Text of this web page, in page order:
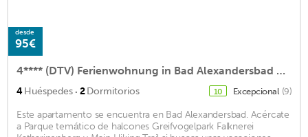
desde
95€
4**** (DTV) Ferienwohnung in Bad Alexandersbad mit zwei Schlafzimmern
4Huéspedes · 2Dormitorios 10 Excepcional (9)
Este apartamento se encuentra en Bad Alexandersbad. Acércate
a Parque temático de halcones Greifvogelpark Falknerei